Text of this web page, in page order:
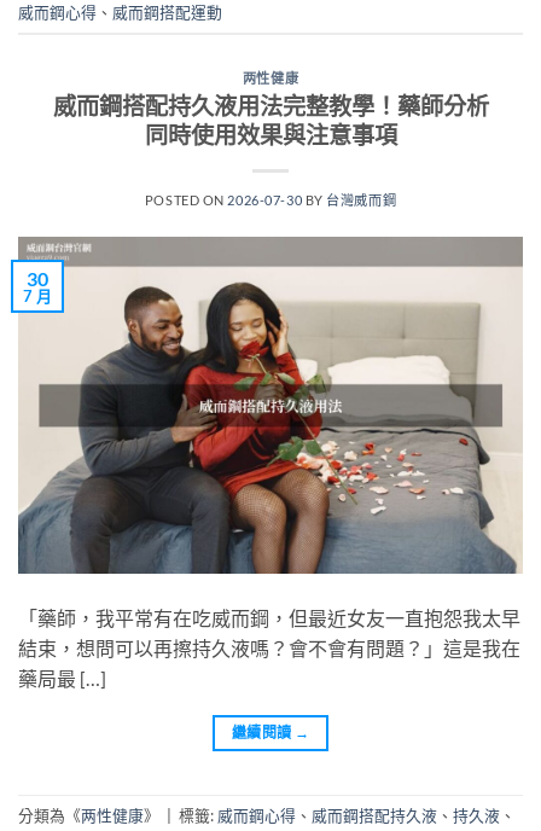
威而鋼心得 、 威而鋼搭配運動
两性健康
威而鋼搭配持久液用法完整教學！藥師分析
同時使用效果與注意事項
POSTED ON 2026-07-30 BY 台灣威而鋼
30
7 月
「藥師，我平常有在吃威而鋼，但最近女友一直抱怨我太早
結束，想問可以再擦持久液嗎？會不會有問題？」這是我在
藥局最 […]
繼續閱讀 →
分類為《两性健康》 標籤: 威而鋼心得 、 威而鋼搭配持久液 、 持久液 、